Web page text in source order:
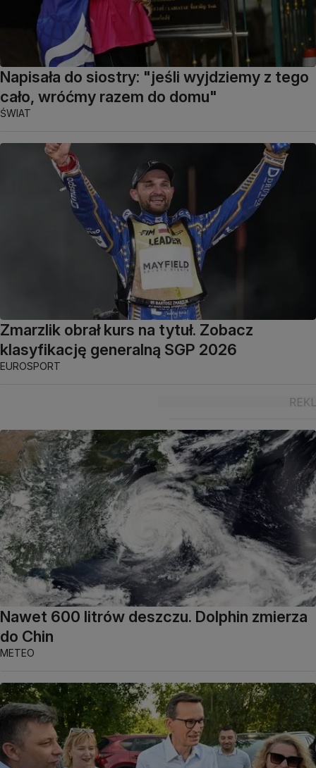
Napisała do siostry: "jeśli wyjdziemy z tego
cało, wróćmy razem do domu"
ŚWIAT
Zmarzlik obrał kurs na tytuł. Zobacz
klasyfikację generalną SGP 2026
EUROSPORT
Nawet 600 litrów deszczu. Dolphin zmierza
do Chin
METEO